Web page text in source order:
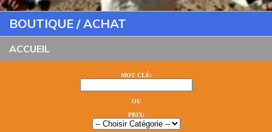
BOUTIQUE / ACHAT
ACCUEIL
MOT CLÉ:
OU
PRIX: